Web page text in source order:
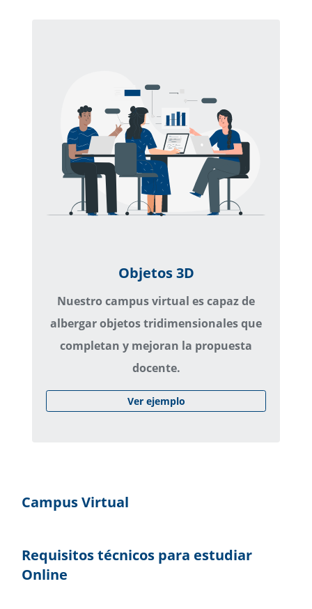
Objetos 3D
Nuestro campus virtual es capaz de
albergar objetos tridimensionales que
completan y mejoran la propuesta
docente.
Ver ejemplo
Campus Virtual
Requisitos técnicos para estudiar
Online